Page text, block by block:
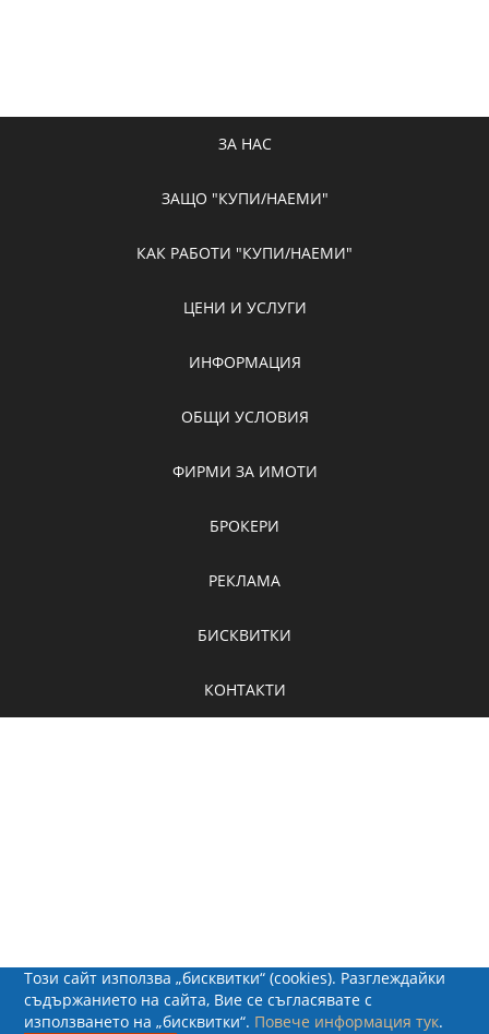
ЗА НАС
ЗАЩО "КУПИ/НАЕМИ"
КАК РАБОТИ "КУПИ/НАЕМИ"
ЦЕНИ И УСЛУГИ
ИНФОРМАЦИЯ
ОБЩИ УСЛОВИЯ
ФИРМИ ЗА ИМОТИ
БРОКЕРИ
РЕКЛАМА
БИСКВИТКИ
КОНТАКТИ
Този сайт използва „бисквитки“ (cookies). Разглеждайки
съдържанието на сайта, Вие се съгласявате с
използването на „бисквитки“. Повече информация тук.